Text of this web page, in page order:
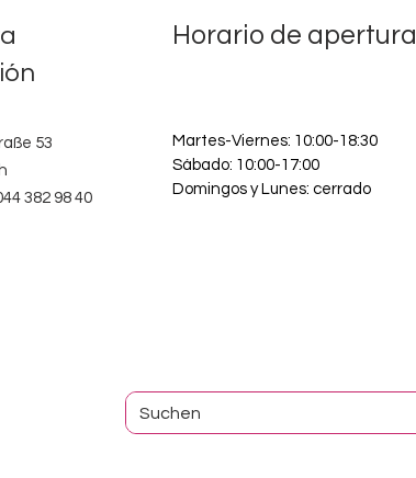
Horario de apertura
53
382 98 40
Martes-Viernes: 10:00-18:30
Sábado: 10:00-17:00
Domingos y Lunes: cerrado